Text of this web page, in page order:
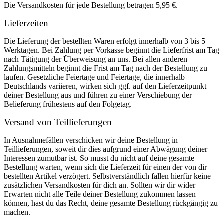
Die Versandkosten für jede Bestellung betragen 5,95 €.
Lieferzeiten
Die Lieferung der bestellten Waren erfolgt innerhalb von 3 bis 5
Werktagen. Bei Zahlung per Vorkasse beginnt die Lieferfrist am Tag
nach Tätigung der Überweisung an uns. Bei allen anderen
Zahlungsmitteln beginnt die Frist am Tag nach der Bestellung zu
laufen. Gesetzliche Feiertage und Feiertage, die innerhalb
Deutschlands variieren, wirken sich ggf. auf den Lieferzeitpunkt
deiner Bestellung aus und führen zu einer Verschiebung der
Belieferung frühestens auf den Folgetag.
Versand von Teillieferungen
In Ausnahmefällen verschicken wir deine Bestellung in
Teillieferungen, soweit dir dies aufgrund einer Abwägung deiner
Interessen zumutbar ist. So musst du nicht auf deine gesamte
Bestellung warten, wenn sich die Lieferzeit für einen der von dir
bestellten Artikel verzögert. Selbstverständlich fallen hierfür keine
zusätzlichen Versandkosten für dich an. Sollten wir dir wider
Erwarten nicht alle Teile deiner Bestellung zukommen lassen
können, hast du das Recht, deine gesamte Bestellung rückgängig zu
machen.